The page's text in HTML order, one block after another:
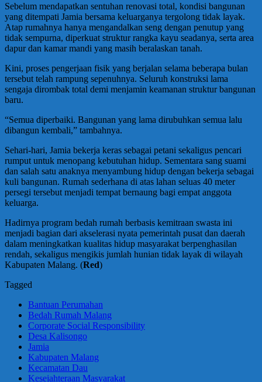
Sebelum mendapatkan sentuhan renovasi total, kondisi bangunan
yang ditempati Jamia bersama keluarganya tergolong tidak layak.
Atap rumahnya hanya mengandalkan seng dengan penutup yang
tidak sempurna, diperkuat struktur rangka kayu seadanya, serta area
dapur dan kamar mandi yang masih beralaskan tanah.
Kini, proses pengerjaan fisik yang berjalan selama beberapa bulan
tersebut telah rampung sepenuhnya. Seluruh konstruksi lama
sengaja dirombak total demi menjamin keamanan struktur bangunan
baru.
“Semua diperbaiki. Bangunan yang lama dirubuhkan semua lalu
dibangun kembali,” tambahnya.
Sehari-hari, Jamia bekerja keras sebagai petani sekaligus pencari
rumput untuk menopang kebutuhan hidup. Sementara sang suami
dan salah satu anaknya menyambung hidup dengan bekerja sebagai
kuli bangunan. Rumah sederhana di atas lahan seluas 40 meter
persegi tersebut menjadi tempat bernaung bagi empat anggota
keluarga.
Hadirnya program bedah rumah berbasis kemitraan swasta ini
menjadi bagian dari akselerasi nyata pemerintah pusat dan daerah
dalam meningkatkan kualitas hidup masyarakat berpenghasilan
rendah, sekaligus mengikis jumlah hunian tidak layak di wilayah
Kabupaten Malang. (Red)
Tagged
Bantuan Perumahan
Bedah Rumah Malang
Corporate Social Responsibility
Desa Kalisongo
Jamia
Kabupaten Malang
Kecamatan Dau
Kesejahteraan Masyarakat